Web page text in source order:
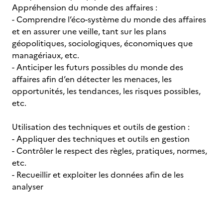
Appréhension du monde des affaires :
- Comprendre l’éco-système du monde des affaires
et en assurer une veille, tant sur les plans
géopolitiques, sociologiques, économiques que
managériaux, etc.
- Anticiper les futurs possibles du monde des
affaires afin d’en détecter les menaces, les
opportunités, les tendances, les risques possibles,
etc.
Utilisation des techniques et outils de gestion :
- Appliquer des techniques et outils en gestion
- Contrôler le respect des règles, pratiques, normes,
etc.
- Recueillir et exploiter les données afin de les
analyser